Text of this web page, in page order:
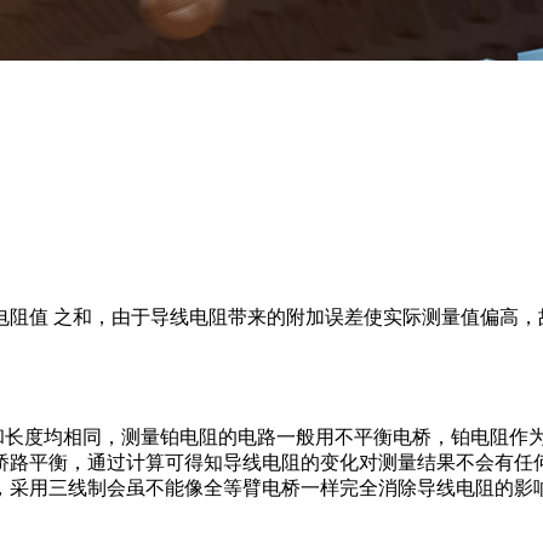
值 之和，由于导线电阻带来的附加误差使实际测量值偏高
均相同，测量铂电阻的电路一般用不平衡电桥，铂电阻作
平衡，通过计算可得知导线电阻的变化对测量结果不会有
用三线制会虽不能像全等臂电桥一样完全消除导线电阻的